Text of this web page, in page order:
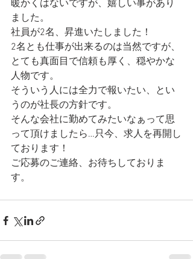
暖かくはないですが、嬉しい事があり
ました。
社員が2名、昇進いたしました！
2名とも仕事が出来るのは当然ですが、
とても真面目で信頼も厚く、穏やかな
人物です。
そういう人には全力で報いたい、とい
うのが社長の方針です。
そんな会社に勤めてみたいなぁって思
って頂けましたら…只今、求人を再開し
ております！
ご応募のご連絡、お待ちしておりま
す。